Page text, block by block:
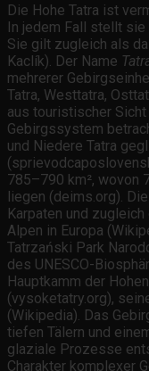
Die Hohe Tatra ist
In jedem Fall stellt
Sie gilt zugleich als
Kaclík). Der Name
mehrerer
Tatra, Westtatra,
aus touristischer
Gebirgssystem
und Niedere Tatra
785–790 km², wovon
liegen (deims.org).
Karpaten und
Alpen in Europa
Tatrzański Park
des UNESCO-
Hauptkamm der
(vysoketatry.org),
(Wikipedia). Das
tiefen Tälern und
glaziale Prozesse
Charakter komplexer